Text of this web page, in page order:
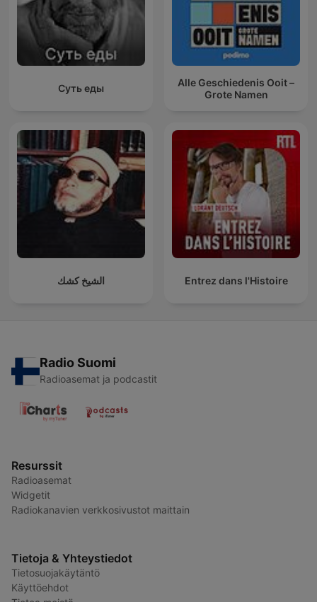
Суть еды
Alle Geschiedenis Ooit –
Grote Namen
الشيخ كشك Entrez dans l'Histoire
Radio Suomi
Radioasemat ja podcastit
Resurssit
Radioasemat
Widgetit
Radiokanavien verkkosivustot maittain
Tietoja & Yhteystiedot
Tietosuojakäytäntö
Käyttöehdot